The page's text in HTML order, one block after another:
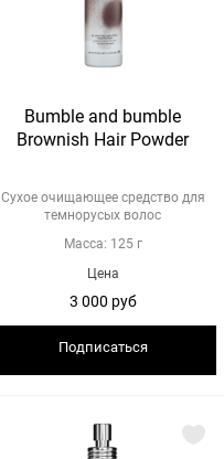
Bumble and bumble
Brownish Hair Powder
Сухое очищающее средство для
темнорусых волос
Масса: 125 г
Цена
3 000 руб
Подписаться